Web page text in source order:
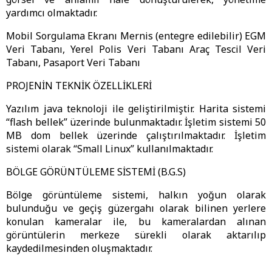
yardımcı olmaktadır.
Mobil Sorgulama Ekranı Mernis (entegre edilebilir) EGM
Veri Tabanı, Yerel Polis Veri Tabanı Araç Tescil Veri
Tabanı, Pasaport Veri Tabanı
PROJENİN TEKNİK ÖZELLİKLERİ
Yazılım java teknoloji ile geliştirilmiştir. Harita sistemi
“flash bellek” üzerinde bulunmaktadır. İşletim sistemi 50
MB dom bellek üzerinde çalıştırılmaktadır. İşletim
sistemi olarak “Small Linux” kullanılmaktadır.
BÖLGE GÖRÜNTÜLEME SİSTEMİ (B.G.S)
Bölge görüntüleme sistemi, halkın yoğun olarak
bulunduğu ve geçiş güzergahı olarak bilinen yerlere
konulan kameralar ile, bu kameralardan alınan
görüntülerin merkeze sürekli olarak aktarılıp
kaydedilmesinden oluşmaktadır.